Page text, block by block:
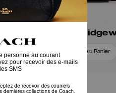
Sac à dos
Ajouter Au Panier